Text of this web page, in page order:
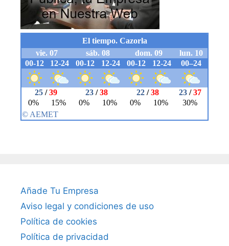
Añade Tu Empresa
Aviso legal y condiciones de uso
Política de cookies
Política de privacidad